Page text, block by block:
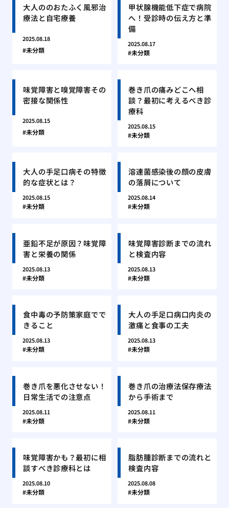
大人ののおたふく風邪治
療法と自宅療養
2025.08.18
未分類
甲状腺機能低下症で病院
へ！受診時の伝え方と準
備
2025.08.17
未分類
味覚障害と嗅覚障害その
密接な関係性
2025.08.15
未分類
巻き爪の痛みどこへ相
談？最初に考えるべき診
療科
2025.08.15
未分類
大人の手足口病その特徴
的な症状とは？
2025.08.15
未分類
溶連菌感染後の顔の皮膚
の落屑について
2025.08.14
未分類
亜鉛不足が原因？味覚障
害と栄養の関係
2025.08.13
未分類
味覚障害診断までの流れ
と検査内容
2025.08.13
未分類
食中毒の予防策家庭でで
きること
2025.08.13
未分類
大人の手足口病口内炎の
激痛と食事の工夫
2025.08.13
未分類
巻き爪を悪化させない！
日常生活での注意点
2025.08.11
未分類
巻き爪の治療法保存療法
から手術まで
2025.08.11
未分類
味覚障害かも？最初に相
談すべき診療科とは
2025.08.10
未分類
脂肪腫診断までの流れと
検査内容
2025.08.08
未分類